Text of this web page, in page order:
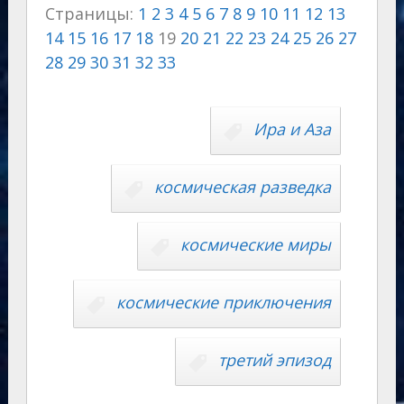
gr
a
m
o
kl
as
s
A
p
e
g
er
o
u
n
al
p
y
Страницы: 1 2 3 4 5 6 7 8 9 10 11 12 13
14 15 16 17 18 19 20 21 22 23 24 25 26 27
28 29 30 31 32 33
Ира и Аза
космическая разведка
космические миры
космические приключения
третий эпизод